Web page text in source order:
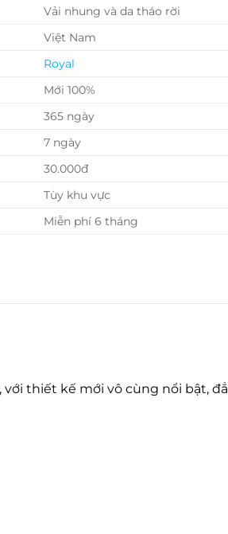
Vải nhung và da tháo rời
Việt Nam
Royal
Mới 100%
365 ngày
7 ngày
30.000đ
Tùy khu vực
Miễn phí 6 tháng
thiết kế mới vô cùng nổi bật,